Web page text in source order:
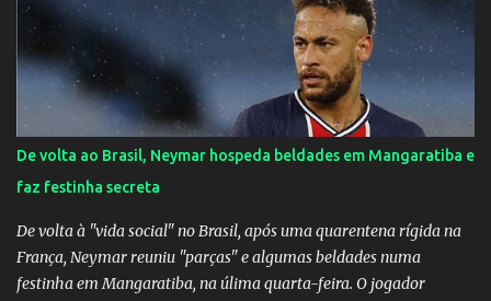
De volta ao Brasil, Neymar hospeda beldades em Mangaratiba e
faz festinha secreta
De volta à "vida social" no Brasil, após uma quarentena rígida na
França, Neymar reuniu "parças" e algumas beldades numa
festinha em Mangaratiba, na úlima quarta-feira. O jogador